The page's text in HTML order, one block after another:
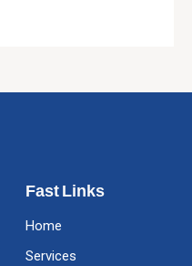
Fast Links
Home
Services